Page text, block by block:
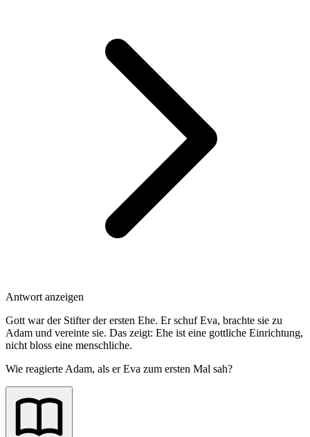
Antwort anzeigen
Gott war der Stifter der ersten Ehe. Er schuf Eva, brachte sie zu
Adam und vereinte sie. Das zeigt: Ehe ist eine gottliche Einrichtung,
nicht bloss eine menschliche.
Wie reagierte Adam, als er Eva zum ersten Mal sah?